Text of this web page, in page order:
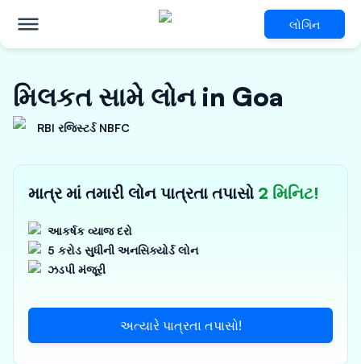
લોગિન
મિલકત સામે લોન in Goa
RBI રજિસ્ટર્ડ NBFC
માત્ર માં તમારી લોન પાત્રતા તપાસો 2 મિનિટ!
આકર્ષક વ્યાજ દરો
5 કરોડ સુધીની અનસિક્યોર્ડ લોન
ઝડપી મંજૂરી
અત્યારે પાત્રતા તપાસો!